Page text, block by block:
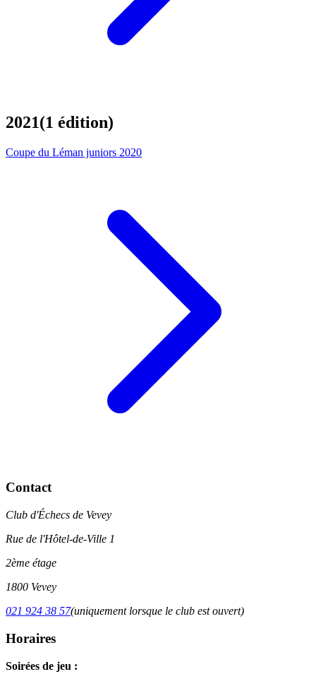
2021(1 édition)
Coupe du Léman juniors 2020
Contact
Club d'Échecs de Vevey
Rue de l'Hôtel-de-Ville 1
2ème étage
1800 Vevey
021 924 38 57(uniquement lorsque le club est ouvert)
Horaires
Soirées de jeu :